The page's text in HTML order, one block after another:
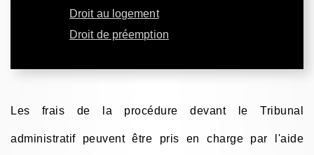
Droit au logement
Droit de préemption
Les frais de la procédure devant le Tribunal
administratif peuvent être pris en charge par l'aide